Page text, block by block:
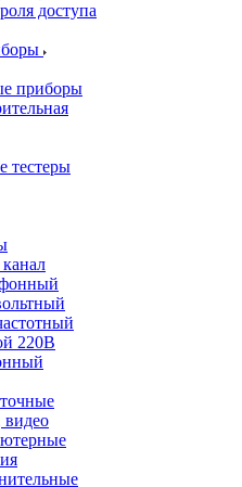
доступа
приборы
тестеры
220В